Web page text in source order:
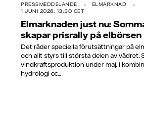
PRESSMEDDELANDE
ELMARKNAD
1 JUNI 2026, 13:30 CET
Elmarknaden just nu:
skapar prisrally på elbörsen
Det råder speciella förutsättningar på
och allt styrs till största delen av vädret.
vindkraftsproduktion under maj, i
hydrologi oc...